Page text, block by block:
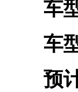
车型
车型
预计